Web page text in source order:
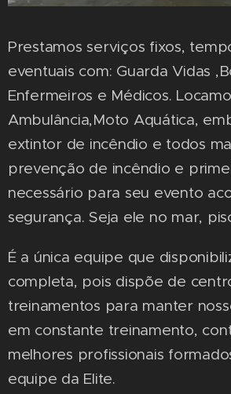
Prestamos serviços fixos,
eventuais com: Guarda Vidas
Enfermeiros e Médicos.
Ambulância,Moto Aquática,
extintor de incêndio e todos
prevenção de incêndio e
necessário para seu evento
segurança. Seja ele no mar,
É a única equipe que
completa, pois dispõe de
treinamentos para manter
em constante treinamento,
melhores profissionais
equipe da Elite.